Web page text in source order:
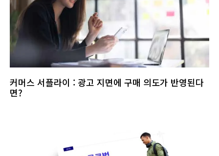
커머스 서플라이 : 광고 지면에 구매 의도가 반영된다
면?